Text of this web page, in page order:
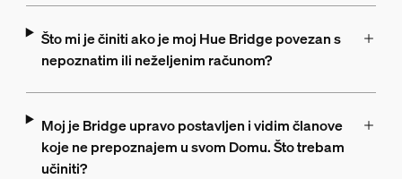
Što mi je činiti ako je moj Hue Bridge povezan s
nepoznatim ili neželjenim računom?
Moj je Bridge upravo postavljen i vidim članove
koje ne prepoznajem u svom Domu. Što trebam
učiniti?